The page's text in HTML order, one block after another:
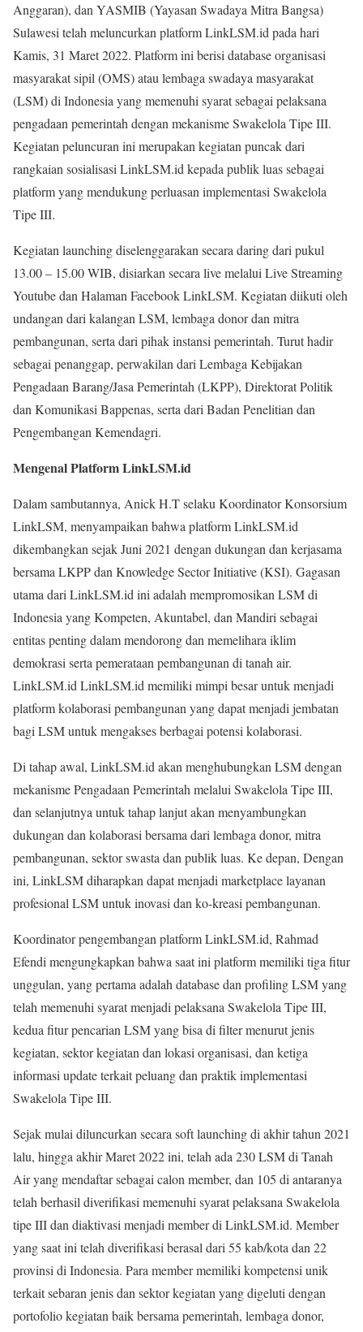
Anggaran), dan YASMIB (Yayasan Swadaya Mitra Bangsa)
Sulawesi telah meluncurkan platform LinkLSM.id pada hari
Kamis, 31 Maret 2022. Platform ini berisi database organisasi
masyarakat sipil (OMS) atau lembaga swadaya masyarakat
(LSM) di Indonesia yang memenuhi syarat sebagai pelaksana
pengadaan pemerintah dengan mekanisme Swakelola Tipe III.
Kegiatan peluncuran ini merupakan kegiatan puncak dari
rangkaian sosialisasi LinkLSM.id kepada publik luas sebagai
platform yang mendukung perluasan implementasi Swakelola
Tipe III.
Kegiatan launching diselenggarakan secara daring dari pukul
13.00 – 15.00 WIB, disiarkan secara live melalui Live Streaming
Youtube dan Halaman Facebook LinkLSM. Kegiatan diikuti oleh
undangan dari kalangan LSM, lembaga donor dan mitra
pembangunan, serta dari pihak instansi pemerintah. Turut hadir
sebagai penanggap, perwakilan dari Lembaga Kebijakan
Pengadaan Barang/Jasa Pemerintah (LKPP), Direktorat Politik
dan Komunikasi Bappenas, serta dari Badan Penelitian dan
Pengembangan Kemendagri.
Mengenal Platform LinkLSM.id
Dalam sambutannya, Anick H.T selaku Koordinator Konsorsium
LinkLSM, menyampaikan bahwa platform LinkLSM.id
dikembangkan sejak Juni 2021 dengan dukungan dan kerjasama
bersama LKPP dan Knowledge Sector Initiative (KSI). Gagasan
utama dari LinkLSM.id ini adalah mempromosikan LSM di
Indonesia yang Kompeten, Akuntabel, dan Mandiri sebagai
entitas penting dalam mendorong dan memelihara iklim
demokrasi serta pemerataan pembangunan di tanah air.
LinkLSM.id LinkLSM.id memiliki mimpi besar untuk menjadi
platform kolaborasi pembangunan yang dapat menjadi jembatan
bagi LSM untuk mengakses berbagai potensi kolaborasi.
Di tahap awal, LinkLSM.id akan menghubungkan LSM dengan
mekanisme Pengadaan Pemerintah melalui Swakelola Tipe III,
dan selanjutnya untuk tahap lanjut akan menyambungkan
dukungan dan kolaborasi bersama dari lembaga donor, mitra
pembangunan, sektor swasta dan publik luas. Ke depan, Dengan
ini, LinkLSM diharapkan dapat menjadi marketplace layanan
profesional LSM untuk inovasi dan ko-kreasi pembangunan.
Koordinator pengembangan platform LinkLSM.id, Rahmad
Efendi mengungkapkan bahwa saat ini platform memiliki tiga fitur
unggulan, yang pertama adalah database dan profiling LSM yang
telah memenuhi syarat menjadi pelaksana Swakelola Tipe III,
kedua fitur pencarian LSM yang bisa di filter menurut jenis
kegiatan, sektor kegiatan dan lokasi organisasi, dan ketiga
informasi update terkait peluang dan praktik implementasi
Swakelola Tipe III.
Sejak mulai diluncurkan secara soft launching di akhir tahun 2021
lalu, hingga akhir Maret 2022 ini, telah ada 230 LSM di Tanah
Air yang mendaftar sebagai calon member, dan 105 di antaranya
telah berhasil diverifikasi memenuhi syarat pelaksana Swakelola
tipe III dan diaktivasi menjadi member di LinkLSM.id. Member
yang saat ini telah diverifikasi berasal dari 55 kab/kota dan 22
provinsi di Indonesia. Para member memiliki kompetensi unik
terkait sebaran jenis dan sektor kegiatan yang digeluti dengan
portofolio kegiatan baik bersama pemerintah, lembaga donor,